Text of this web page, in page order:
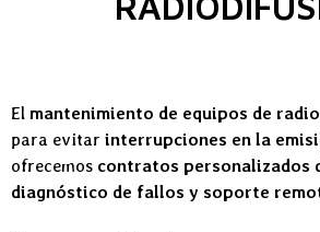
El mantenimiento de equipos de
para evitar interrupciones en la
ofrecemos contratos personalizados
diagnóstico de fallos y soporte